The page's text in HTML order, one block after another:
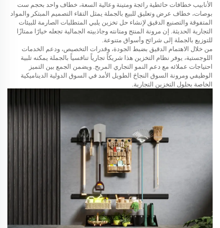
الأنابيب خطافات حائطية رائجة ومتينة وعالية السعة، خطاف واحد بحجم ست
بوصات، خطاف عرض وتعليق للبيع بالجملة يمثل التقاء التصميم المبتكر والمواد
المتفوقة والتصنيع الدقيق لإنشاء حل تخزين يلبي المتطلبات الصارمة للبيئات
التجارية الحديثة. إن مرونة المنتج ومتانته وجاذبيته الجمالية تجعله خيارًا ممتازًا
للتوزيع بالجملة إلى شرائح وأسواق متنوعة.
من خلال الاهتمام الدقيق بضبط الجودة، وقدرات التخصيص، ودعم الخدمات
اللوجستية، يوفر نظام التخزين هذا شريكاً تجارياً تنافسياً بالجملة يمكنه تلبية
احتياجات عملائه مع دعم النمو التجاري المربح. ويضمن الجمع بين التميز
الوظيفي ومرونة السوق النجاحَ الطويل الأمد في السوق الدولية الديناميكية
الخاصة بحلول التخزين التجارية.